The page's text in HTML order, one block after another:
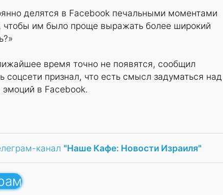
делятся в Facebook печальными моментами
чтобы им было проще выражать более широкий
время точно не появятся, сообщил
соцсети признал, что есть смысл задуматься над
в Facebook.
канал "Наше Кафе: Новости Израиля"